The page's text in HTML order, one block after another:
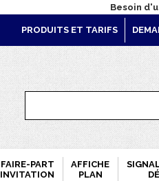
Besoin
PRODUITS ET TARIFS
FAIRE-PART
INVITATION
AFFICHE
PLAN